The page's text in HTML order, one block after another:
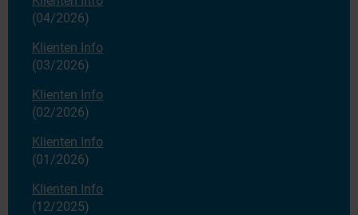
(04/2026)
Klienten Info
(03/2026)
Klienten Info
(02/2026)
Klienten Info
(01/2026)
Klienten Info
(12/2025)